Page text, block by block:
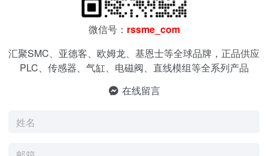
微信号： rssme_com
汇聚SMC、亚德客、欧姆龙、基恩士等全球品牌，正品供应
PLC、传感器、气缸、电磁阀、直线模组等全系列产品
在线留言